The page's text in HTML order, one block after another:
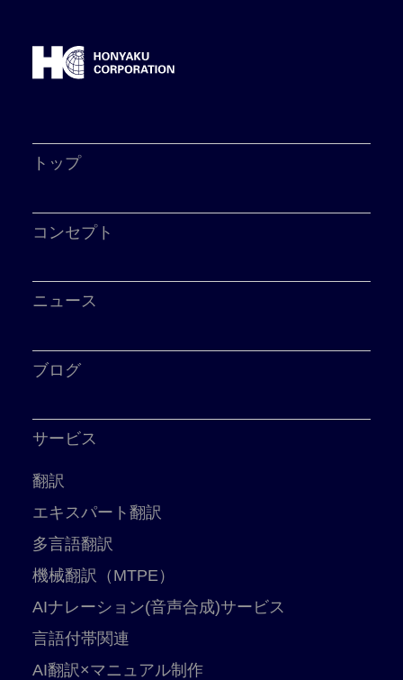
トップ
コンセプト
ニュース
ブログ
サービス
翻訳
エキスパート翻訳
多言語翻訳
機械翻訳（MTPE）
AIナレーション(音声合成)サービス
言語付帯関連
AI翻訳×マニュアル制作